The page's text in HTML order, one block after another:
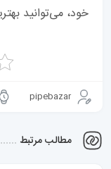
خود، می‌توانید
pipebazar
مطالب مرتبط